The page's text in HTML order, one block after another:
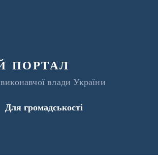
портал
влади України
Для громадськості